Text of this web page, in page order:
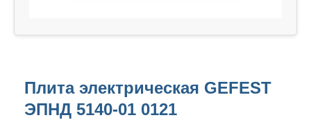
Плита электрическая GEFEST
ЭПНД 5140-01 0121